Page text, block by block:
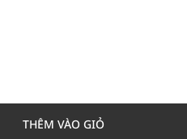
THÊM VÀO GIỎ